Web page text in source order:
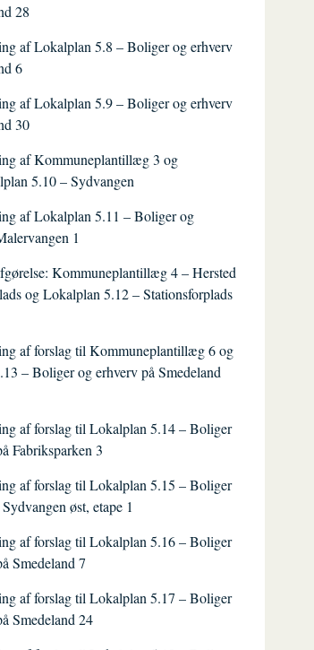
28
af Lokalplan 5.8 – Boliger og erhverv
6
af Lokalplan 5.9 – Boliger og erhverv
30
af Kommuneplantillæg 3 og
5.10 – Sydvangen
af Lokalplan 5.11 – Boliger og
1
Kommuneplantillæg 4 – Hersted
og Lokalplan 5.12 – Stationsforplads
af forslag til Kommuneplantillæg 6 og
– Boliger og erhverv på Smedeland
af forslag til Lokalplan 5.14 – Boliger
Fabriksparken 3
af forslag til Lokalplan 5.15 – Boliger
øst, etape 1
af forslag til Lokalplan 5.16 – Boliger
Smedeland 7
af forslag til Lokalplan 5.17 – Boliger
Smedeland 24